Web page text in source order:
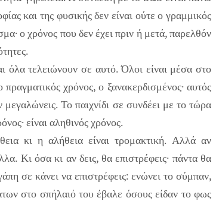
και της φυσικής δεν είναι ούτε ο γραμμικός
ο χρόνος που δεν έχει πριν ή μετά, παρελθόν
όλα τελειώνουν σε αυτό. Όλοι είναι μέσα στο
πραγματικός χρόνος, ο ξανακερδισμένος· αυτός
Το παιχνίδι σε συνδέει με το τώρα
είναι αληθινός χρόνος.
κι η αλήθεια είναι τρομακτική. Αλλά αν
Κι όσα κι αν δεις, θα επιστρέφεις· πάντα θα
σε κάνει να επιστρέφεις: ενώνει το σύμπαν,
στο σπήλαιό του έβαλε όσους είδαν το φως